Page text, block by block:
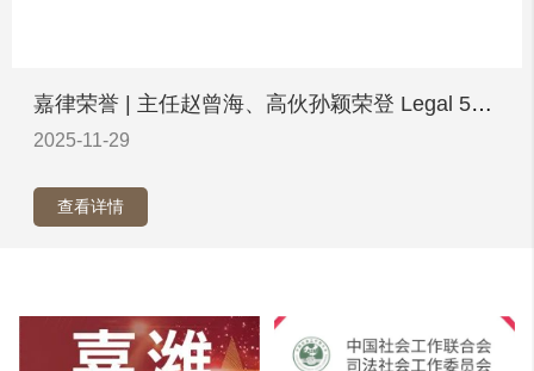
嘉律荣誉 | 主任赵曾海、高伙孙颖荣登 Legal 500
首届中国精英榜
2025-11-29
查看详情